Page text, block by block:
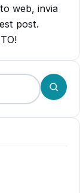
web, invia
post.